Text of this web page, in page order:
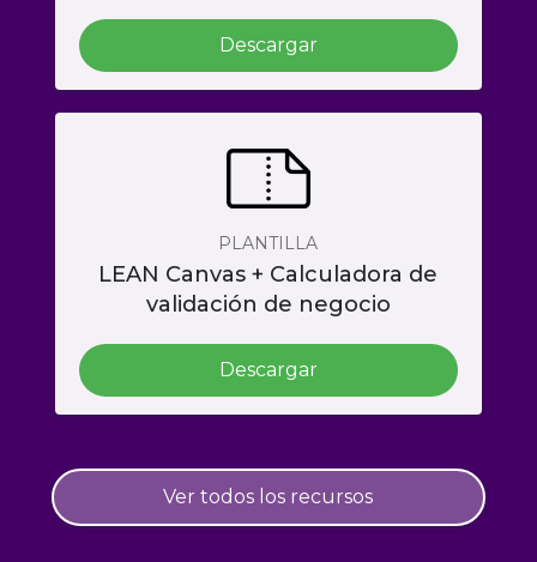
Descargar
PLANTILLA
LEAN Canvas + Calculadora de
validación de negocio
Descargar
Ver todos los recursos